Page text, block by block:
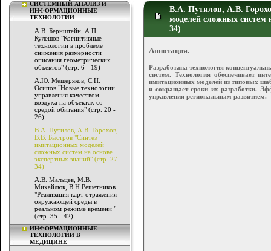
СИСТЕМНЫЙ АНАЛИЗ И
ИНФОРМАЦИОННЫЕ
ТЕХНОЛОГИИ
А.В. Бернштейн, А.П.
Кулешов "Когнитивные
технологии в проблеме
снижения размерности
описания геометрических
объектов" (стр. 6 - 19)
А.Ю. Мещеряков, С.Н.
Осипов "Новые технологии
управления качеством
воздуха на объектах со
средой обитания" (стр. 20 -
26)
В.А. Путилов, А.В. Горохов,
В.В. Быстров "Синтез
имитационных моделей
сложных систем на основе
экспертных знаний" (стр. 27 -
34)
А.В. Мальцев, М.В.
Михайлюк, В.Н.Решетников
"Реализация карт отражения
окружающей среды в
реальном режиме времени "
(стр. 35 - 42)
ИНФОРМАЦИОННЫЕ
ТЕХНОЛОГИИ В
МЕДИЦИНЕ
В.А. Путилов, А.В.
моделей сложных систем
34)
Аннотация.
Разработана технология
систем. Технология обеспечивает
имитационных моделей из типовых
и сокращает сроки их разработки.
управления региональным развитием.